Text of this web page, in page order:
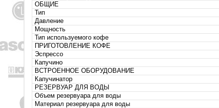
ОБЩИЕ
Тип
Давление
Мощность
Тип используемого кофе
ПРИГОТОВЛЕНИЕ КОФЕ
Эспрессо
Капучино
ВСТРОЕННОЕ ОБОРУДОВАНИЕ
Капучинатор
РЕЗЕРВУАР ДЛЯ ВОДЫ
Объем резервуара для воды
Материал резервуара для воды